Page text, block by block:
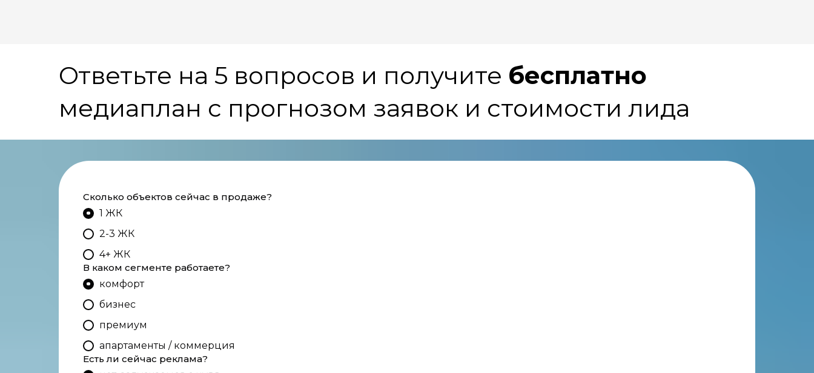
Ответьте на 5 вопросов и получите бесплатно
медиаплан с прогнозом заявок и стоимости лида
Сколько объектов сейчас в продаже?
1 ЖК
2-3 ЖК
4+ ЖК
В каком сегменте работаете?
комфорт
бизнес
премиум
апартаменты / коммерция
Есть ли сейчас реклама?